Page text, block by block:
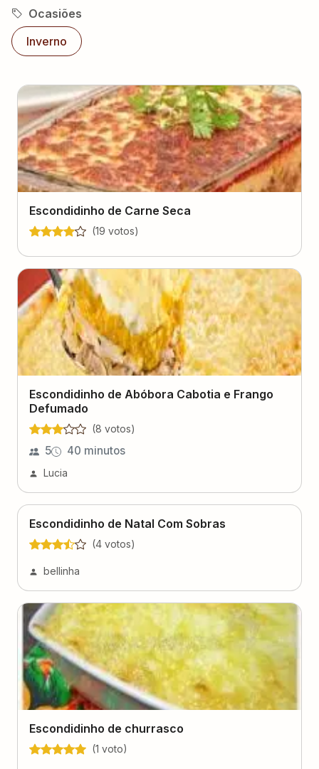
Ocasiões
Inverno
Escondidinho de Carne Seca
(19 votos)
Escondidinho de Abóbora Cabotia e Frango
Defumado
(8 votos)
5 40 minutos
Lucia
Escondidinho de Natal Com Sobras
(4 votos)
bellinha
Escondidinho de churrasco
(1 voto)